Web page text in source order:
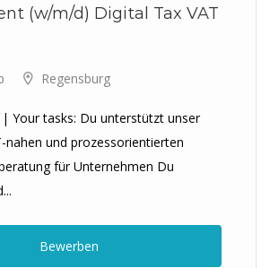
(w/m/d) Digital Tax VAT
Regensburg
Your tasks: Du unterstützt unser
nahen und prozessorientierten
für Unternehmen Du
Bewerben